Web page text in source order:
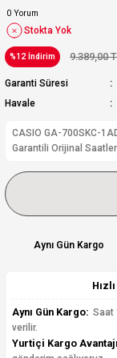
0 Yorum
Stokta Yok
%12 İndirim 9.389,00
Garanti Süresi
Havale
CASIO GA-700SKC-
Garantili Orijinal Saatler
Aynı Gün Kargo
Aynı Gün Kargo: Saat
verilir.
Yurtiçi Kargo